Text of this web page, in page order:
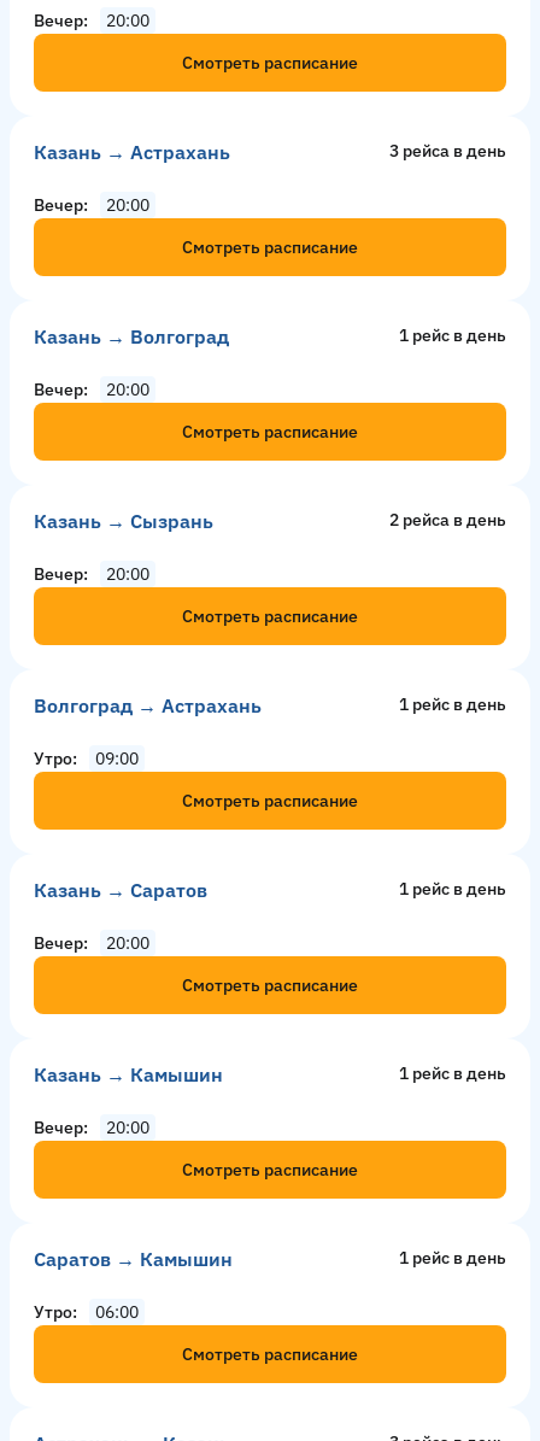
Вечер
20:00
Смотреть расписание
Казань → Астрахань 3 рейсa в день
Вечер
20:00
Смотреть расписание
Казань → Волгоград 1 рейс в день
Вечер
20:00
Смотреть расписание
Казань → Сызрань 2 рейсa в день
Вечер
20:00
Смотреть расписание
Волгоград → Астрахань 1 рейс в день
Утро
09:00
Смотреть расписание
Казань → Саратов 1 рейс в день
Вечер
20:00
Смотреть расписание
Казань → Камышин 1 рейс в день
Вечер
20:00
Смотреть расписание
Саратов → Камышин 1 рейс в день
Утро
06:00
Смотреть расписание